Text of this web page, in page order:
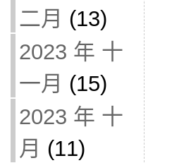
二月 (13)
2023 年 十
一月 (15)
2023 年 十
月 (11)